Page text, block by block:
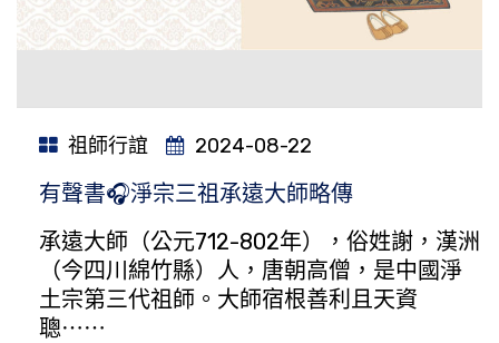
祖師行誼 2024-08-22
有聲書🎧淨宗三祖承遠大師略傳
承遠大師（公元712-802年），俗姓謝，漢洲
（今四川綿竹縣）人，唐朝高僧，是中國淨
土宗第三代祖師。大師宿根善利且天資
聰⋯⋯